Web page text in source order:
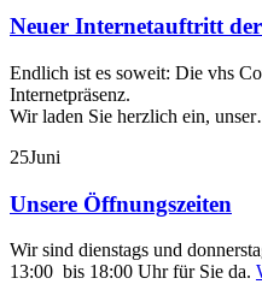
Neuer Internetauftritt
Endlich ist es soweit: Die vhs
Internetpräsenz.
Wir laden Sie herzlich ein,
25Juni
Unsere Öffnungszeiten
Wir sind dienstags und
13:00 bis 18:00 Uhr für Sie da.